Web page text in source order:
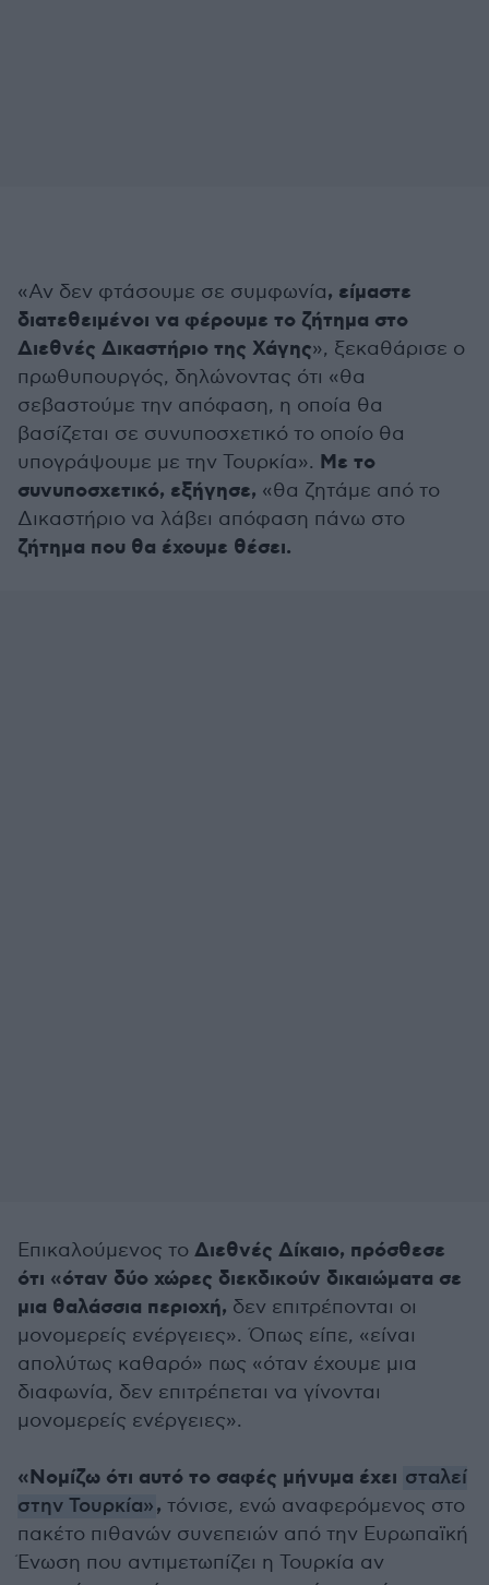
«Αν δεν φτάσουμε σε συμφωνία, είμαστε
διατεθειμένοι να φέρουμε το ζήτημα στο
Διεθνές Δικαστήριο της Χάγης», ξεκαθάρισε ο
πρωθυπουργός, δηλώνοντας ότι «θα
σεβαστούμε την απόφαση, η οποία θα
βασίζεται σε συνυποσχετικό το οποίο θα
υπογράψουμε με την Τουρκία». Με το
συνυποσχετικό, εξήγησε, «θα ζητάμε από το
Δικαστήριο να λάβει απόφαση πάνω στο
ζήτημα που θα έχουμε θέσει.
Επικαλούμενος το Διεθνές Δίκαιο, πρόσθεσε
ότι «όταν δύο χώρες διεκδικούν δικαιώματα σε
μια θαλάσσια περιοχή, δεν επιτρέπονται οι
μονομερείς ενέργειες». Όπως είπε, «είναι
απολύτως καθαρό» πως «όταν έχουμε μια
διαφωνία, δεν επιτρέπεται να γίνονται
μονομερείς ενέργειες».
«Νομίζω ότι αυτό το σαφές μήνυμα έχει σταλεί
στην Τουρκία», τόνισε, ενώ αναφερόμενος στο
πακέτο πιθανών συνεπειών από την Ευρωπαϊκή
Ένωση που αντιμετωπίζει η Τουρκία αν